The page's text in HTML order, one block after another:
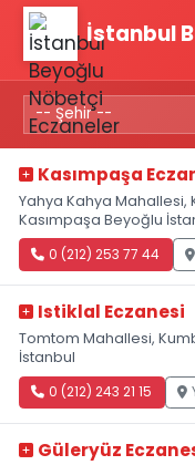
İstanbul
Kasımpaşa
Yahya Kahya Mahallesi,
Kasımpaşa Beyoğlu
0 (212) 253 77 44
Istiklal Eczanesi
Tomtom Mahallesi,
İstanbul
0 (212) 243 21 15
Güleryüz